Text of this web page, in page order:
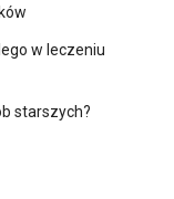
w leczeniu
starszych?